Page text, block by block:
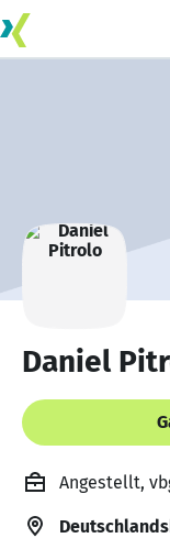
Daniel
Angestellt,